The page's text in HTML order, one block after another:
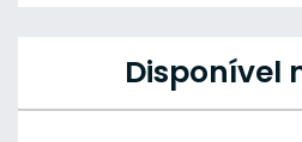
Disponível